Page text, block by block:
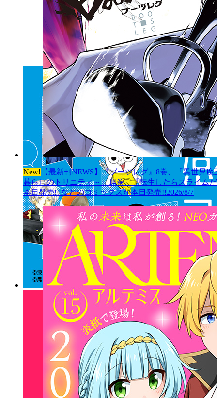
New! 【最新刊NEWS】『ブーツレグ』8巻、『異世界
暮らしのトリニティ～』14巻、『転生したらスライム
本日発売!! などのコミックスが本日発売!!2026/8/7